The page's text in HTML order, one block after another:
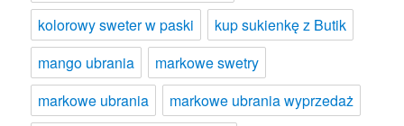
kolorowy sweter w paski
kup sukienkę z Butik
mango ubrania
markowe swetry
markowe ubrania
markowe ubrania wyprzedaż